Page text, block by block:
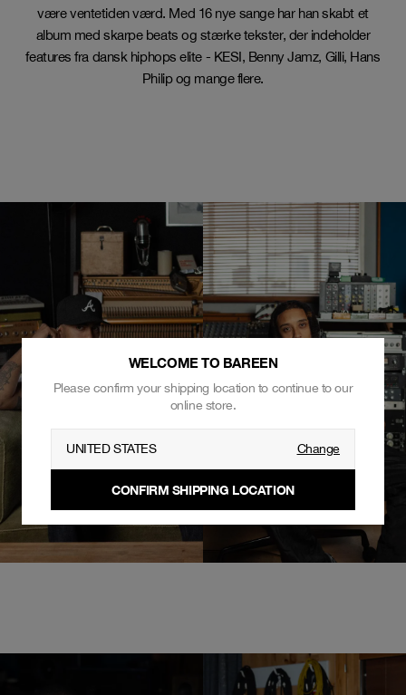
være ventetiden værd. Med 16 nye sange har han skabt et
album med skarpe beats og stærke tekster, der indeholder
features fra dansk hiphops elite - KESI, Benny Jamz, Gilli, Hans
Philip og mange flere.
WELCOME TO BAREEN
Please confirm your shipping location to continue to our
online store.
UNITED STATES Change
CONFIRM SHIPPING LOCATION